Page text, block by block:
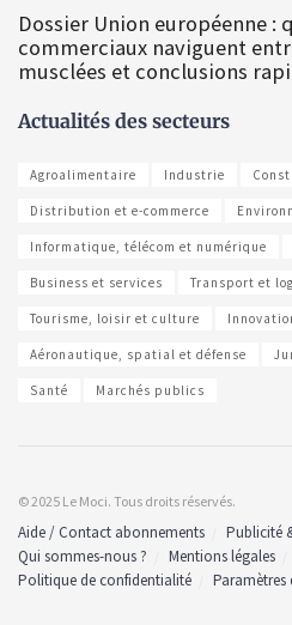
Dossier Union européenne :
commerciaux naviguent
musclées et conclusions
Actualités des secteurs
Agroalimentaire Industrie
Distribution et e-commerce
Informatique, télécom et numérique
Business et services Transport et
Tourisme, loisir et culture
Aéronautique, spatial et défense
Santé Marchés publics
© 2025 Le Moci. Tous droits réservés.
Aide / Contact abonnements
Publicité
Qui sommes-nous ?
Mentions légales
Politique de confidentialité
Paramètres